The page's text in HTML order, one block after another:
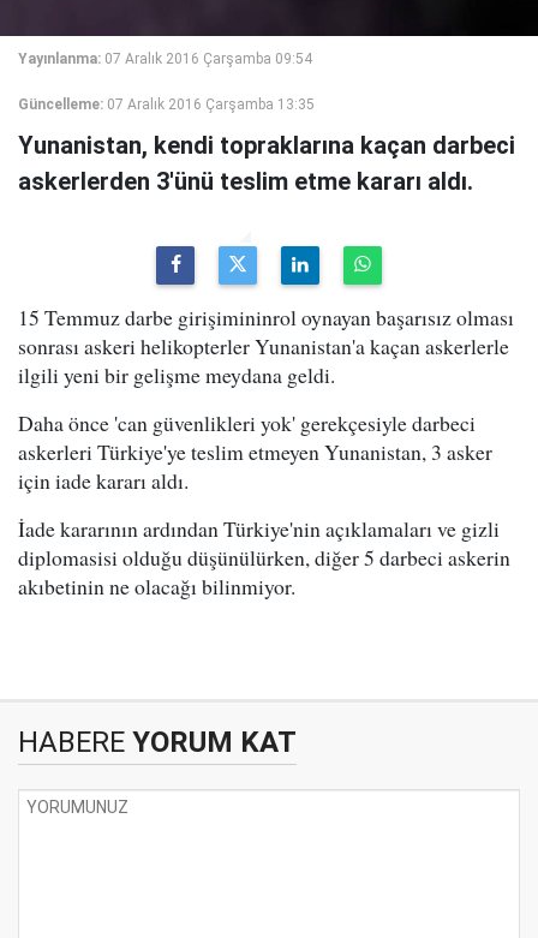
Yayınlanma: 07 Aralık 2016 Çarşamba 09:54
Güncelleme: 07 Aralık 2016 Çarşamba 13:35
Yunanistan, kendi topraklarına kaçan darbeci
askerlerden 3'ünü teslim etme kararı aldı.
15 Temmuz darbe girişimininrol oynayan başarısız olması
sonrası askeri helikopterler Yunanistan'a kaçan askerlerle
ilgili yeni bir gelişme meydana geldi.
Daha önce 'can güvenlikleri yok' gerekçesiyle darbeci
askerleri Türkiye'ye teslim etmeyen Yunanistan, 3 asker
için iade kararı aldı.
İade kararının ardından Türkiye'nin açıklamaları ve gizli
diplomasisi olduğu düşünülürken, diğer 5 darbeci askerin
akıbetinin ne olacağı bilinmiyor.
HABERE YORUM KAT